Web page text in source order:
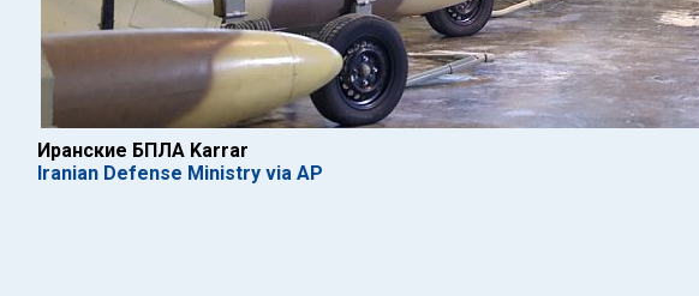
Иранские БПЛА Karrar
Iranian Defense Ministry via AP